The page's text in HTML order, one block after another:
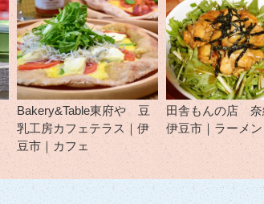
Bakery&Table東府や 豆
乳工房カフェテラス｜伊
豆市｜カフェ
田舎もんの店 奈
伊豆市｜ラーメン